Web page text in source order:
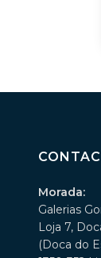
Morada:
Galerias
Loja 7,
(Doca do